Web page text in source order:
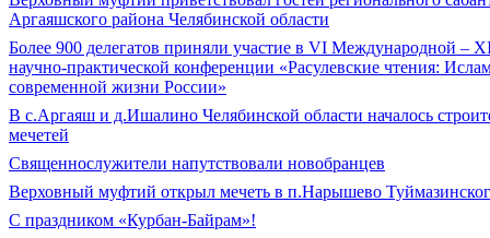
Аргаяшского района Челябинской области
Более 900 делегатов приняли участие в VI Международной –
научно-практической конференции «Расулевские чтения:
современной жизни России»
В с.Аргаяш и д.Ишалино Челябинской области началось
мечетей
Священнослужители напутствовали новобранцев
Верховный муфтий открыл мечеть в п.Нарышево
С праздником «Курбан-Байрам»!